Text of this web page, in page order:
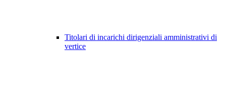
Titolari di incarichi dirigenziali amministrativi di
vertice